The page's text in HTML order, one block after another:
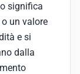
significa
un valore
e si
dalla